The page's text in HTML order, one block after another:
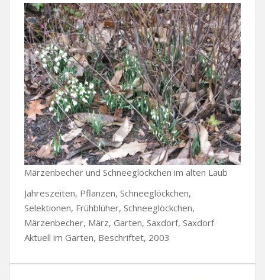
Märzenbecher und Schneeglöckchen im alten Laub
Jahreszeiten, Pflanzen, Schneeglöckchen,
Selektionen, Frühblüher, Schneeglöckchen,
Märzenbecher, März, Garten, Saxdorf, Saxdorf
Aktuell im Garten, Beschriftet, 2003